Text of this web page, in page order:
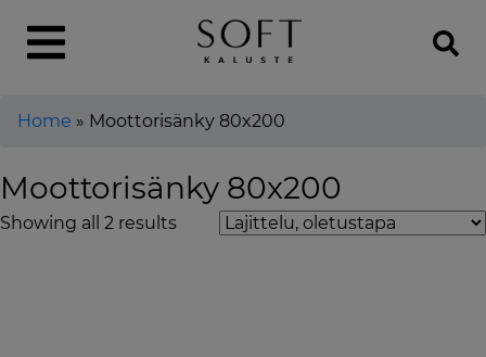
Home » Moottorisänky 80x200
Moottorisänky 80x200
Showing all 2 results